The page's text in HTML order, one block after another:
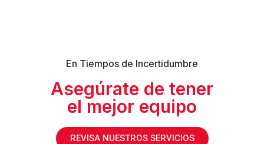
En Tiempos de Incertidumbre
Asegúrate de tener
el mejor equipo
REVISA NUESTROS SERVICIOS